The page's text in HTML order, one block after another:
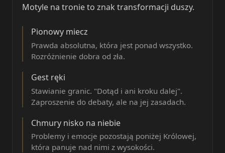
Motyle na tronie to znak transformacji duszy.
Pionowy miecz
Prawda absolutna, która jest ponad wszystko.
Rozróżnienie dobra od zła.
Gest ręki
Stawianie granic. "Dotąd i ani kroku dalej".
Zaproszenie do debaty, ale na jej zasadach.
Chmury nisko na niebie
Problemy i emocje pozostają poniżej Królowej,
która panuje nad nimi z wysokości.